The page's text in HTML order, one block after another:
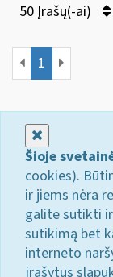
50 Įrašų(-ai)
1
Šioje
cookies).
ir jiems nėra
galite sutikti
sutikimą bet
interneto
įrašytus